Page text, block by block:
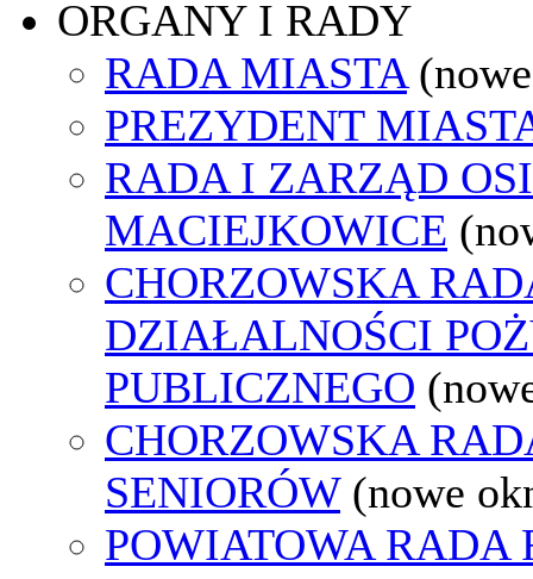
ORGANY I RADY
RADA MIASTA
PREZYDENT
RADA I ZARZĄD
MACIEJKOWICE
CHORZOWSKA
DZIAŁALNOŚCI
PUBLICZNEGO
CHORZOWSKA
SENIORÓW (nowe
POWIATOWA RADA